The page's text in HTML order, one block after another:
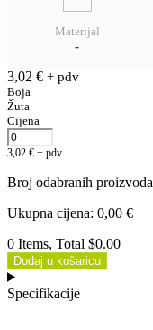
Materijal
-
3,02 € + pdv
Boja
Žuta
Cijena
3,02 € + pdv
Broj odabranih proizvoda
Ukupna cijena: 0,00 €
0 Items, Total $0.00
Dodaj u košaricu
Specifikacije